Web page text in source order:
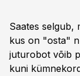
Saates selgub,
kus on "osta"
juturobot võib
kuni